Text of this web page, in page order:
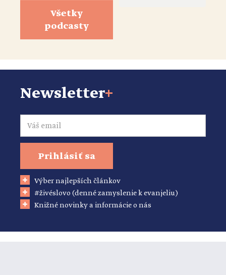
Všetky
podcasty
Newsletter+
Email
Prihlásiť sa
Výber najlepších článkov
#živéslovo (denné zamyslenie k evanjeliu)
Knižné novinky a informácie o nás